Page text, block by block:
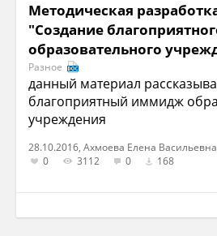
Методическая
"Создание
образовательного
Разное
данный материал
благоприятный иммидж
учреждения
28.10.2016, Ахмоева Елена Васильевна
0
3112 0 168